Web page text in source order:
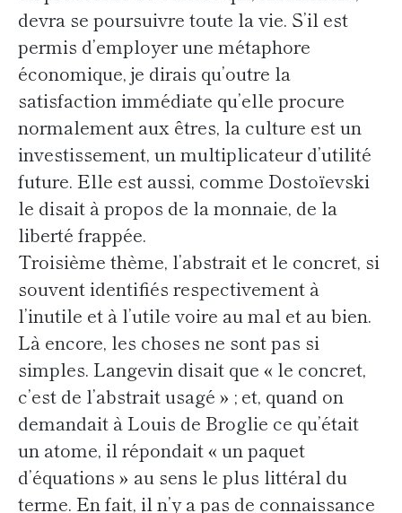
devra se poursuivre toute la vie. S’il est
permis d’employer une métaphore
économique, je dirais qu’outre la
satisfaction immédiate qu’elle procure
normalement aux êtres, la culture est un
investissement, un multiplicateur d’utilité
future. Elle est aussi, comme Dostoïevski
le disait à propos de la monnaie, de la
liberté frappée.
Troisième thème, l’abstrait et le concret, si
souvent identifiés respectivement à
l’inutile et à l’utile voire au mal et au bien.
Là encore, les choses ne sont pas si
simples. Langevin disait que « le concret,
c’est de l’abstrait usagé » ; et, quand on
demandait à Louis de Broglie ce qu’était
un atome, il répondait « un paquet
d’équations » au sens le plus littéral du
terme. En fait, il n’y a pas de connaissance